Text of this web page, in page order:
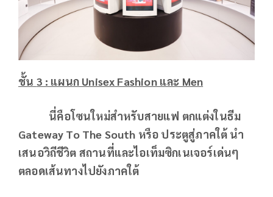
ชั้น 3 : แผนก Unisex Fashion และ Men
นี่คือโซนใหม่สำหรับสายแฟ ตกแต่งในธีม
Gateway To The South หรือ ประตูสู่ภาคใต้ นำ
เสนอวิถีชีวิต สถานที่และไอเท็มซิกเนเจอร์เด่นๆ
ตลอดเส้นทางไปยังภาคใต้